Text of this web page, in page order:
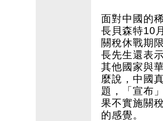
面對中國的
長貝森特10
關稅休戰期
長先生還表
其他國家與
麼說，中國
題，「宣布
果不實施關
的感覺。